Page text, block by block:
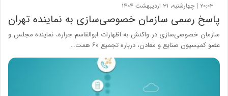
۲۰:۰۳ | چهارشنبه، ۳۱ اردیبهشت ۱۴۰۴
پاسخ رسمی سازمان خصوصی‌سازی به نماینده تهران
سازمان خصوصی‌سازی در واکنش به اظهارات ابوالقاسم جراره، نماینده مجلس و
عضو کمیسیون صنایع و معادن، درباره تجمیع ۶۰ همت…